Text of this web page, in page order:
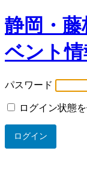
静岡・藤
ベント情
パスワード
ログイン状態